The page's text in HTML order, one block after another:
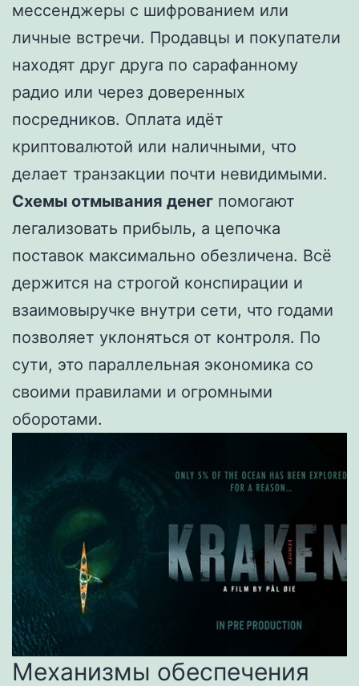
мессенджеры с шифрованием или
личные встречи. Продавцы и покупатели
находят друг друга по сарафанному
радио или через доверенных
посредников. Оплата идёт
криптовалютой или наличными, что
делает транзакции почти невидимыми.
Схемы отмывания денег помогают
легализовать прибыль, а цепочка
поставок максимально обезличена. Всё
держится на строгой конспирации и
взаимовыручке внутри сети, что годами
позволяет уклоняться от контроля. По
сути, это параллельная экономика со
своими правилами и огромными
оборотами.
Механизмы обеспечения